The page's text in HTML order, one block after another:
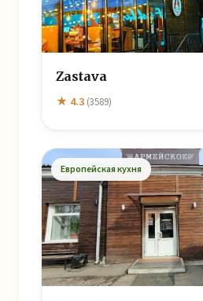
Zastava
★ 4.3 (3589)
Европейская кухня